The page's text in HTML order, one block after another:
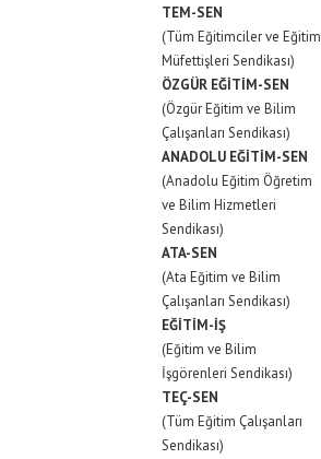
TEM-SEN
(Tüm Eğitimciler ve Eğitim
Müfettişleri Sendikası)
ÖZGÜR EĞİTİM-SEN
(Özgür Eğitim ve Bilim
Çalışanları Sendikası)
ANADOLU EĞİTİM-SEN
(Anadolu Eğitim Öğretim
ve Bilim Hizmetleri
Sendikası)
ATA-SEN
(Ata Eğitim ve Bilim
Çalışanları Sendikası)
EĞİTİM-İŞ
(Eğitim ve Bilim
İşgörenleri Sendikası)
TEÇ-SEN
(Tüm Eğitim Çalışanları
Sendikası)